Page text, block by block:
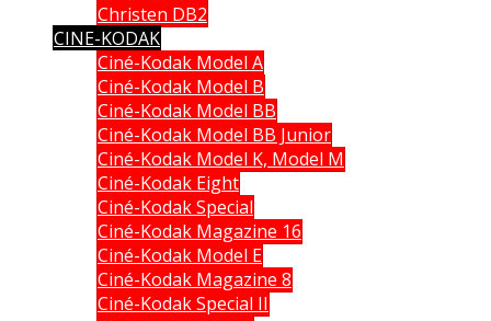
Christen DB2
CINE-KODAK
Ciné-Kodak Model A
Ciné-Kodak Model B
Ciné-Kodak Model BB
Ciné-Kodak Model BB Junior
Ciné-Kodak Model K, Model M
Ciné-Kodak Eight
Ciné-Kodak Special
Ciné-Kodak Magazine 16
Ciné-Kodak Model E
Ciné-Kodak Magazine 8
Ciné-Kodak Special II